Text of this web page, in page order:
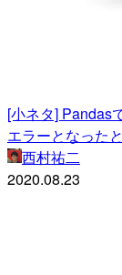
[小ネタ] Pandas
エラーとなった
西村祐二
2020.08.23